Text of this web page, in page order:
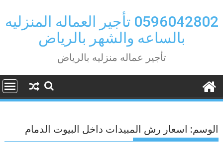
to
content
0596042802 تأجير العماله المنزليه
بالساعه والشهر بالرياض
تأجير عماله منزليه بالرياض
الوسم: اسعار رش المبيدات داخل البيوت الدمام